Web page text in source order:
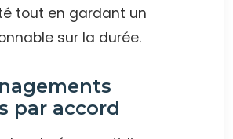
tout en gardant un
sur la durée.
par accord